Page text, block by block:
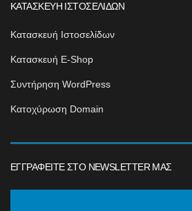
ΚΑΤΑΣΚΕΥΉ ΙΣΤΟΣΕΛΊΔΩΝ
Κατασκευή Ιστοσελίδων
Κατασκευή E-Shop
Συντήρηση WordPress
Κατοχύρωση Domain
ΕΓΓΡΑΦΕΊΤΕ ΣΤΟ NEWSLETTER ΜΑΣ